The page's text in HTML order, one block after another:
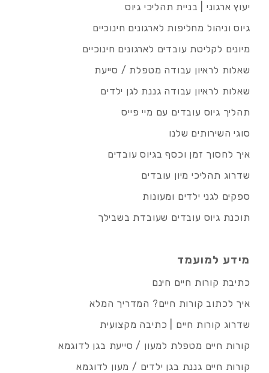
יעוץ ארגוני | בניית תהליכי גיוס
גיוס וניהול מחליפות לארגונים חינוכיים
מיונים לקליטת עובדים לארגונים חינוכיים
שאלות לראיון עבודה מטפלת / סייעת
שאלות לראיון עבודה גננת לגן ילדים
תהליך גיוס עובדים עם מיי פייס
סוגי השירותים שלנו
איך לחסוך זמן וכסף בגיוס עובדים
שדרוג תהליכי מיון עובדים
ספקים לגני ילדים ומעונות
תוכנת גיוס עובדים שעובדת בשבילך
מידע למועמד
כתיבת קורות חיים חינם
איך לכתוב קורות חיים? המדריך המלא
שדרוג קורות חיים | כתיבה מקצועית
קורות חיים מטפלת למעון / סייעת בגן לדוגמא
קורות חיים גננת בגן ילדים / מעון לדוגמא